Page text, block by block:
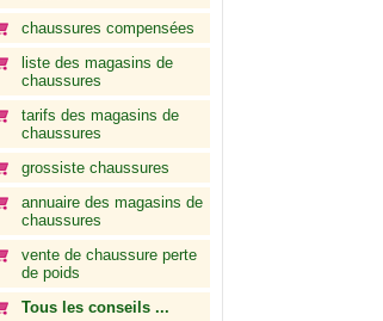
chaussures compensées
liste des magasins de
chaussures
tarifs des magasins de
chaussures
grossiste chaussures
annuaire des magasins de
chaussures
vente de chaussure perte
de poids
Tous les conseils ...